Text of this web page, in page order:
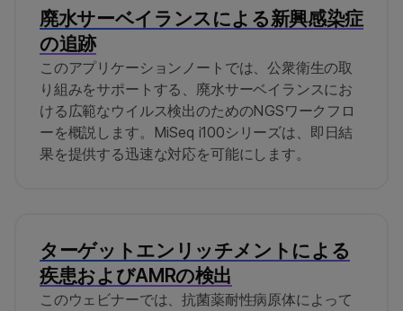
廃水サーベイランスによる新興感染症
の追跡
このアプリケーションノートでは、公衆衛生の取
り組みをサポートする、廃水サーベイランスにお
ける広範なウイルス検出のためのNGSワークフロ
ーを概説します。MiSeq i100シリーズは、即日結
果を提供する迅速な対応を可能にします。
ターゲットエンリッチメントによる
疾患およびAMRの検出
このウェビナーでは、抗菌薬耐性病原体によって